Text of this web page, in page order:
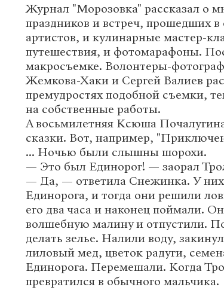
Журнал "Морозовка" рассказал о
праздников и встреч, прошедших
артистов, и кулинарные мастер-
путешествия, и фотомарафоны.
макросъемке. Волонтеры-
Жемкова-Хаки и Сергей Валиев
премудростях подобной съемки,
на собственные работы.
А восьмилетняя Ксюша
сказки. Вот, например,
... Ночью были слышны шорохи.
— Это был Единорог! — заорал
— Да, — ответила Снежинка. У них
Единорога, и тогда они решили
его два часа и наконец поймали.
волшебную малину и отпустили.
делать зелье. Налили воду,
лиловый мед, цветок радуги,
Единорога. Перемешали. Когда
превратился в обычного мальчика.